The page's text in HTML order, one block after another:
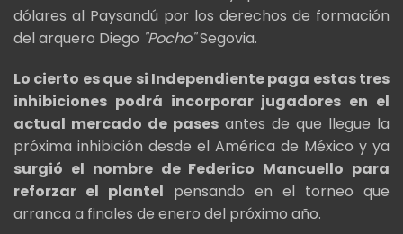
dólares al Paysandú por los derechos de formación
del arquero Diego "Pocho"Segovia.
Lo cierto es que si Independiente paga estas tres
inhibiciones podrá incorporar jugadores en el
actual mercado de pases antes de que llegue la
próxima inhibición desde el América de México y ya
surgió el nombre de Federico Mancuello para
reforzar el plantel pensando en el torneo que
arranca a finales de enero del próximo año.